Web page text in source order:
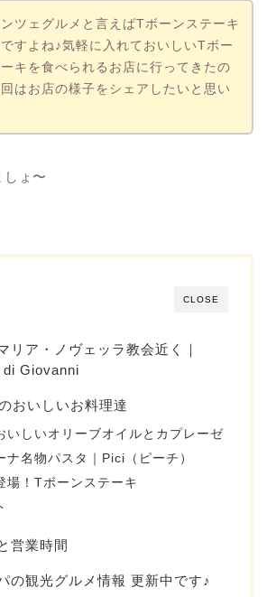
ツェグルメと言えばTボーンステーキ
すよね♪気軽に入れておいしいTボー
キを食べられるお店に行ってきたの
はお店の様子をシェアしたいと思い
ょ〜
CLOSE
リア・ノヴェッラ教会近く｜
di Giovanni
おいしいお料理達
いしいオリーブオイルとカプレーゼ
ナ名物パスタ｜Pici（ピーチ）
場！Tボーンステーキ
営業時間
の観光グルメ情報 更新中です♪